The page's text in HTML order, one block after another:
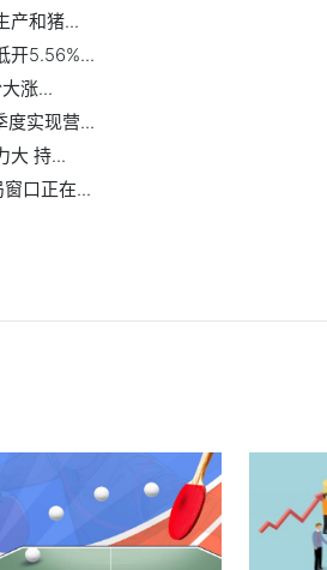
产和猪...
开5.56%...
涨...
度实现营...
大 持...
口正在...